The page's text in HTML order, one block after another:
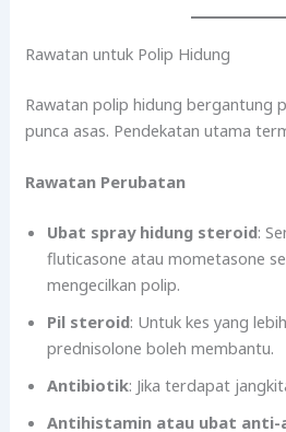
Rawatan untuk Polip Hidung
Rawatan polip hidung bergantung
punca asas. Pendekatan utama
Rawatan Perubatan
Ubat spray hidung steroid:
fluticasone atau mometasone
mengecilkan polip.
Pil steroid: Untuk kes yang
prednisolone boleh membantu.
Antibiotik: Jika terdapat
Antihistamin atau ubat anti-